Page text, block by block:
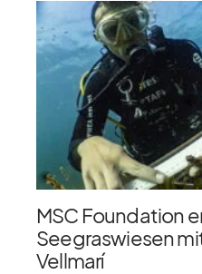
MSC Foundation
Seegraswiesen
Vellmarí